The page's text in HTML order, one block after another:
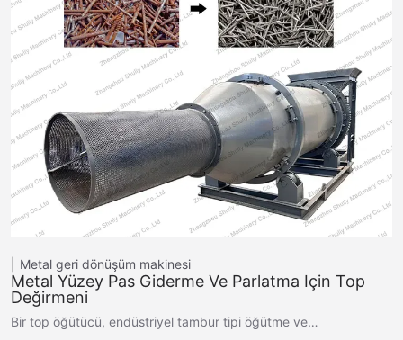
Metal geri dönüşüm makinesi
Metal Yüzey Pas Giderme Ve Parlatma Için Top
Değirmeni
Bir top öğütücü, endüstriyel tambur tipi öğütme ve…